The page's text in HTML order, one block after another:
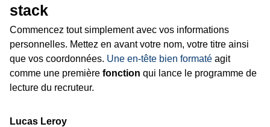
stack
Commencez tout simplement avec vos informations
personnelles. Mettez en avant votre nom, votre titre ainsi
que vos coordonnées. Une en-tête bien formaté agit
comme une première fonction qui lance le programme de
lecture du recruteur.
Lucas Leroy